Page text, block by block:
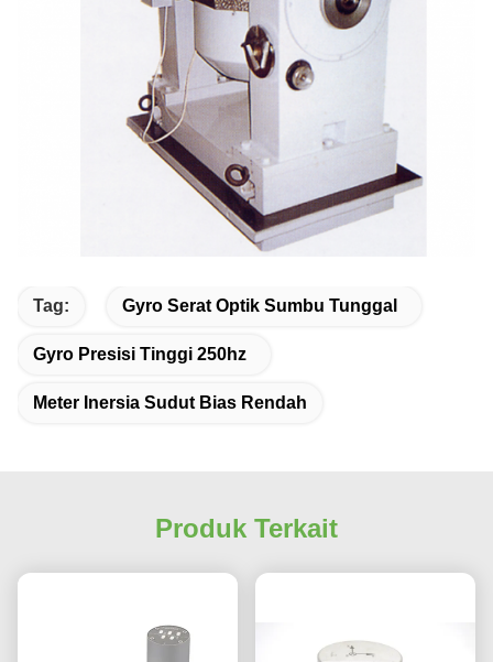
Tag: Gyro Serat Optik Sumbu Tunggal
Gyro Presisi Tinggi 250hz
Meter Inersia Sudut Bias Rendah
Produk Terkait